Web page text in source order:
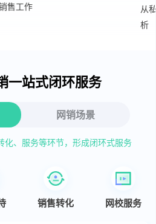
订单、复购，提供全流程BI数据分
一站式闭环服务
网销场景
化、服务等环节，形成闭环式服务
销售转化 网校服务